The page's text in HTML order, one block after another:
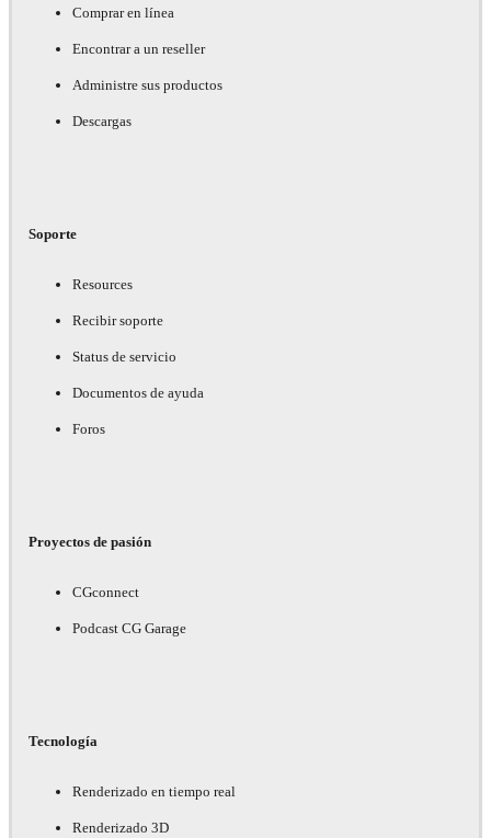
Comprar en línea
Encontrar a un reseller
Administre sus productos
Descargas
Soporte
Resources
Recibir soporte
Status de servicio
Documentos de ayuda
Foros
Proyectos de pasión
CGconnect
Podcast CG Garage
Tecnología
Renderizado en tiempo real
Renderizado 3D